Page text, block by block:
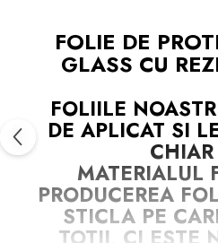
FOLIE DE
GLASS CU
FOLIILE
DE APLICAT SI
MATERIALUL
PRODUCEREA
STICLA PE